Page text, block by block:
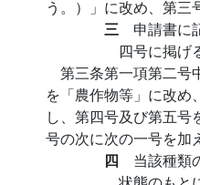
う。）」に改め、第三
三 申請書に
四号に掲げ
第三条第一項第二号
を「農作物等」に改め
し、第四号及び第五号
号の次に次の一号を加
四 当該種類